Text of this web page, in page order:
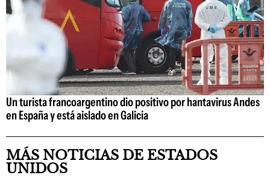
Un turista francoargentino dio positivo por hantavirus Andes
en España y está aislado en Galicia
MÁS NOTICIAS DE ESTADOS
UNIDOS